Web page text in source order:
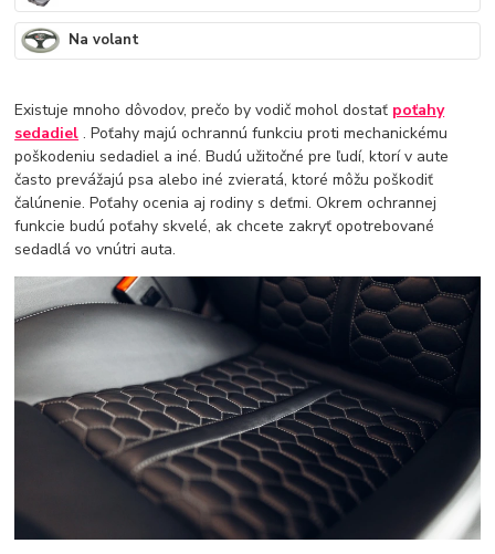
Na volant
Existuje mnoho dôvodov, prečo by vodič mohol dostať poťahy
sedadiel . Poťahy majú ochrannú funkciu proti mechanickému
poškodeniu sedadiel a iné. Budú užitočné pre ľudí, ktorí v aute
často prevážajú psa alebo iné zvieratá, ktoré môžu poškodiť
čalúnenie. Poťahy ocenia aj rodiny s deťmi. Okrem ochrannej
funkcie budú poťahy skvelé, ak chcete zakryť opotrebované
sedadlá vo vnútri auta.